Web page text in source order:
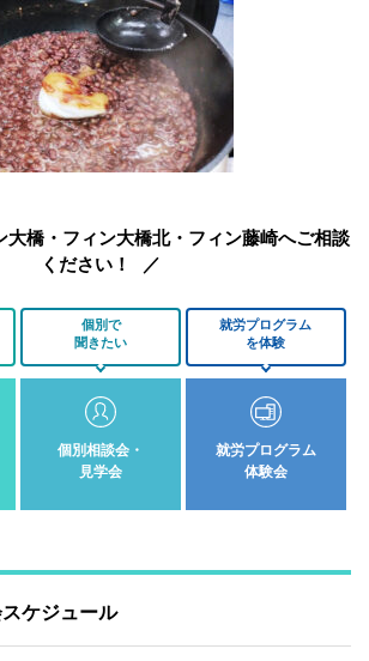
大橋・フィン大橋北・フィン藤崎へご相談
ください！
個別で
聞きたい
個別相談会・
見学会
就労プログラム
を体験
就労プログラム
体験会
ケジュール